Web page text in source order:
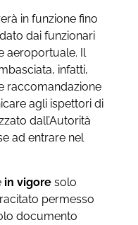
in funzione fino
dai funzionari
aeroportuale. Il
infatti,
raccomandazione
agli ispettori di
dall’Autorità
ad entrare nel
in vigoresolo
permesso
documento